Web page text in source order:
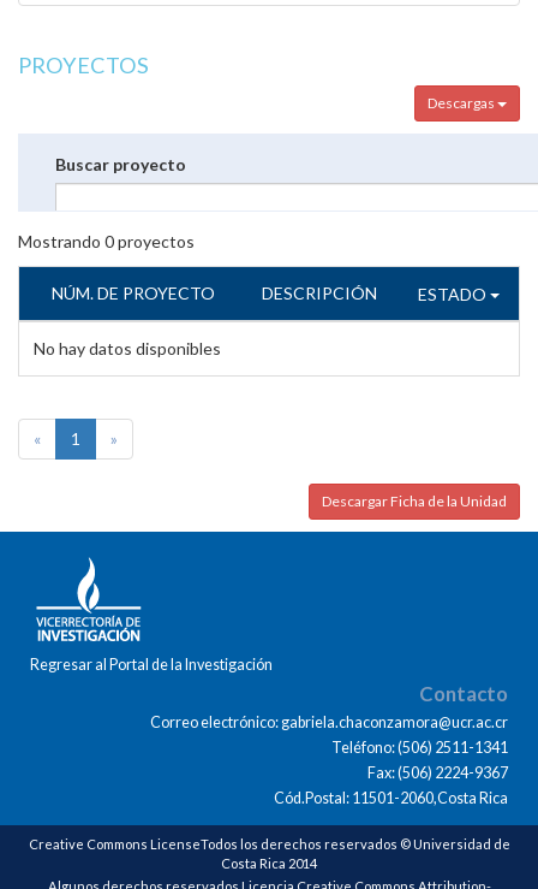
PROYECTOS
Descargas
Buscar proyecto
Mostrando 0proyectos
NÚM. DE PROYECTO DESCRIPCIÓN ESTADO
No hay datos disponibles
« 1 »
Descargar Ficha de la Unidad
Regresar al Portal de la Investigación
Contacto
Correo electrónico: gabriela.chaconzamora@ucr.ac.cr
Teléfono: (506) 2511-1341
Fax: (506) 2224-9367
Cód.Postal: 11501-2060,Costa Rica
Creative Commons LicenseTodos los derechos reservados © Universidad de
Costa Rica 2014